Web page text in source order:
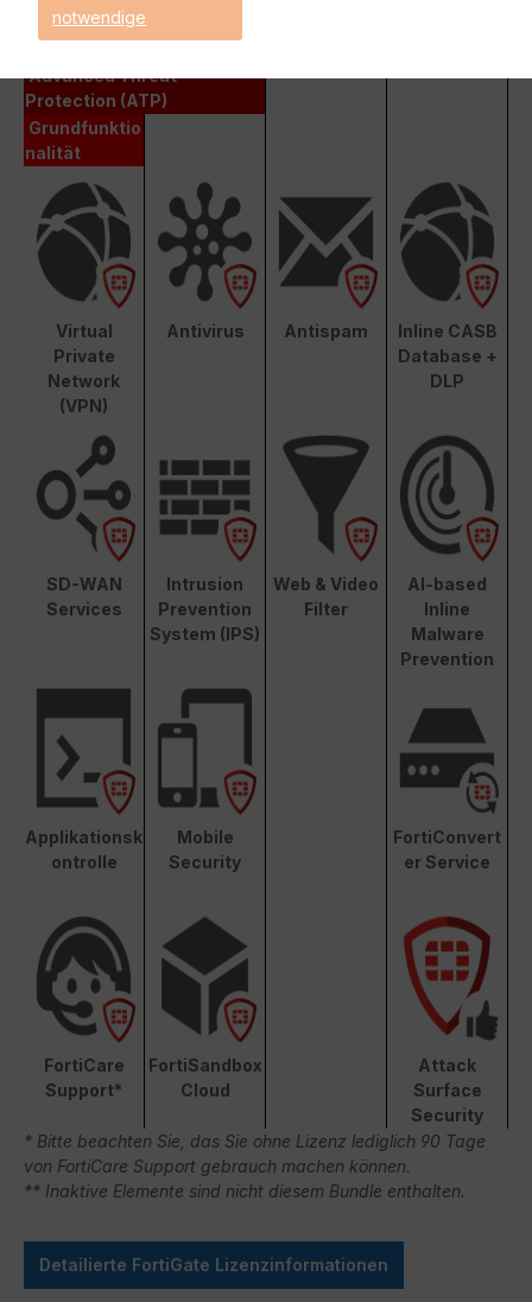
Enterprise Protection
Advanced Threat
Protection (ATP)
Grundfunktio
nalität
Virtual
Private
Network
(VPN)
Antivirus Antispam
Inline CASB
Database +
DLP
SD-WAN
Services
Intrusion
Prevention
System (IPS)
Web & Video
Filter
AI-based
Inline
Malware
Prevention
Applikationsk
ontrolle
Mobile
Security
FortiConvert
er Service
FortiCare
Support*
FortiSandbox
Cloud
Attack
Surface
Security
* Bitte beachten Sie, das Sie ohne Lizenz lediglich 90 Tage
von FortiCare Support gebrauch machen können.
** Inaktive Elemente sind nicht diesem Bundle enthalten.
Detailierte FortiGate Lizenzinformationen
notwendige